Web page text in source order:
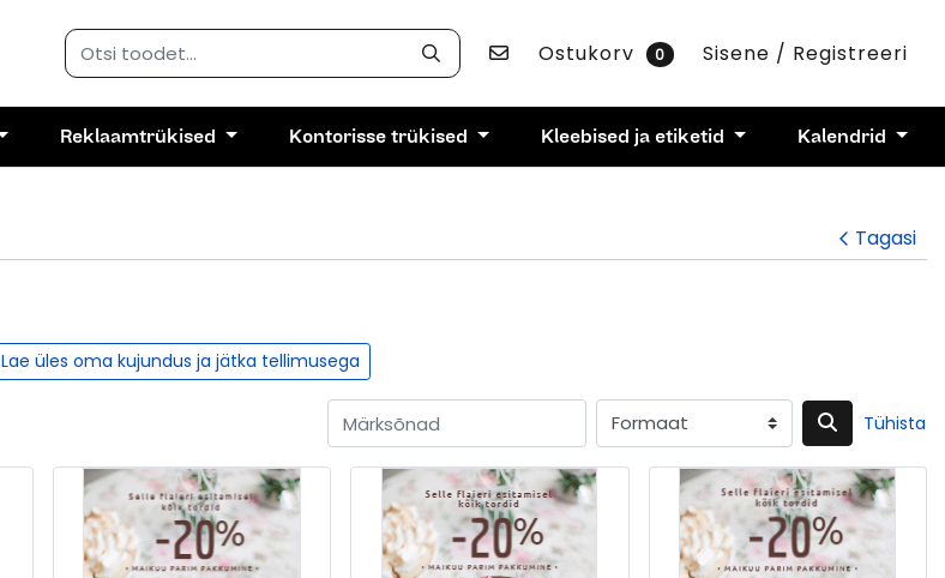
Võta ühendust
Ostukorv 0 Sisene / Registreeri
Reklaamtrükised Kontorisse trükised Kleebised ja etiketid Kalendrid
Tagasi
Lae üles oma kujundus ja jätka tellimusega
Tühista